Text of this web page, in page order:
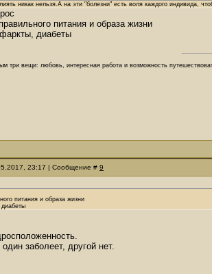
никак нельзя.А на эти "болезни" есть воля каждого индивида,
питания и образа жизни
диабеты
три вещи: любовь, интересная работа и возможность
23:17 | Сообщение # 9
питания и образа жизни
заболеет, другой нет.